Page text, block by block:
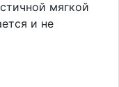
мягкой
и не